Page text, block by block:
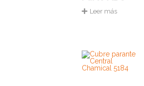
Leer más